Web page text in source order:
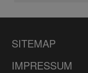
SITEMAP
IMPRESSUM